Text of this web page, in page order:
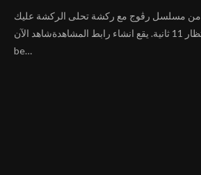
نقدم لكم الحلقة 14 من مسلسل رڨوج مع ركشة تحلى الركشة عليك
انتظار 11 ثانية. يقع انشاء رابط المشاهدةشاهد الآنJavaScript needs to
be…